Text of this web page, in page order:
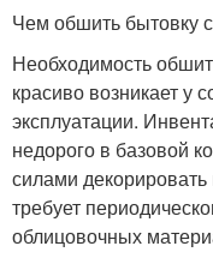
Чем обшить бытовку
Необходимость
красиво возникает у
эксплуатации.
недорого в базовой
силами
требует
облицовочных